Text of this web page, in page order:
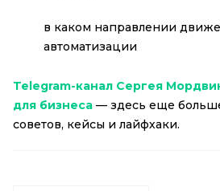
в каком направлении
автоматизации
Telegram-канал Сергея
для бизнеса — здесь еще
советов, кейсы и лайфхаки.